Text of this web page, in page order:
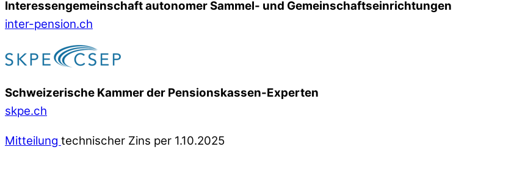
Interessengemeinschaft autonomer Sammel- und Gemeinschafts­einrichtungen
inter-pension.ch
Schweizerische Kammer der Pensionskassen-Experten
skpe.ch
Mitteilung technischer Zins per 1.10.2025